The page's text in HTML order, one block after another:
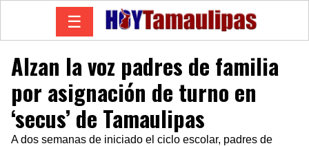
☰
Alzan la voz padres de familia
por asignación de turno en
‘secus’ de Tamaulipas
A dos semanas de iniciado el ciclo escolar, padres de